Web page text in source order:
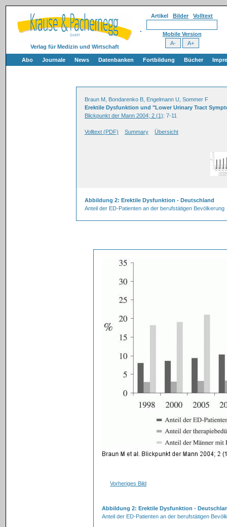
Verlag für Medizin und Wirtschaft
Artikel Bilder Volltext
Mobile Version
Abo Journale News Datenbanken Fortbildung Bücher
Braun M, Bondarenko B, Engelmann U, Sommer F
Erektile Dysfunktion und "Lower Urinary Tract
Blickpunkt der Mann 2004; 2 (1): 7-11
Volltext (PDF) Summary Übersicht
Abbildung 2: Erektile Dysfunktion - Deutschland
Anteil der ED-Patienten an der berufstätigen Bevölkerung
Vorheriges Bild
Abbildung 2: Erektile Dysfunktion -
Anteil der ED-Patienten an der berufstätigen